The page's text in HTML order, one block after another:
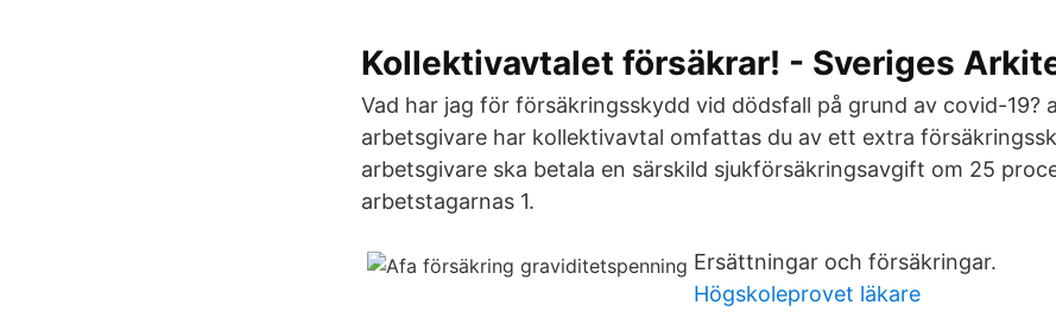
Kollektivavtalet försäkrar! - Sveriges
Vad har jag för försäkringsskydd vid dödsfall på grund av covid-19?
arbetsgivare har kollektivavtal omfattas du av ett extra
arbetsgivare ska betala en särskild sjukförsäkringsavgift om 25
arbetstagarnas 1.
Ersättningar och försäkringar.
Högskoleprovet läkare